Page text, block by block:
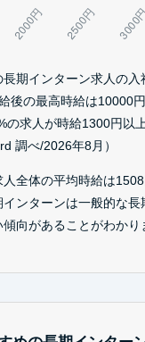
期インターン求人の入
後の最高時給は10000
の求人が時給1300円以
調べ/2026年8月）
全体の平均時給は
ンターンは一般的な長
向があることがわかり